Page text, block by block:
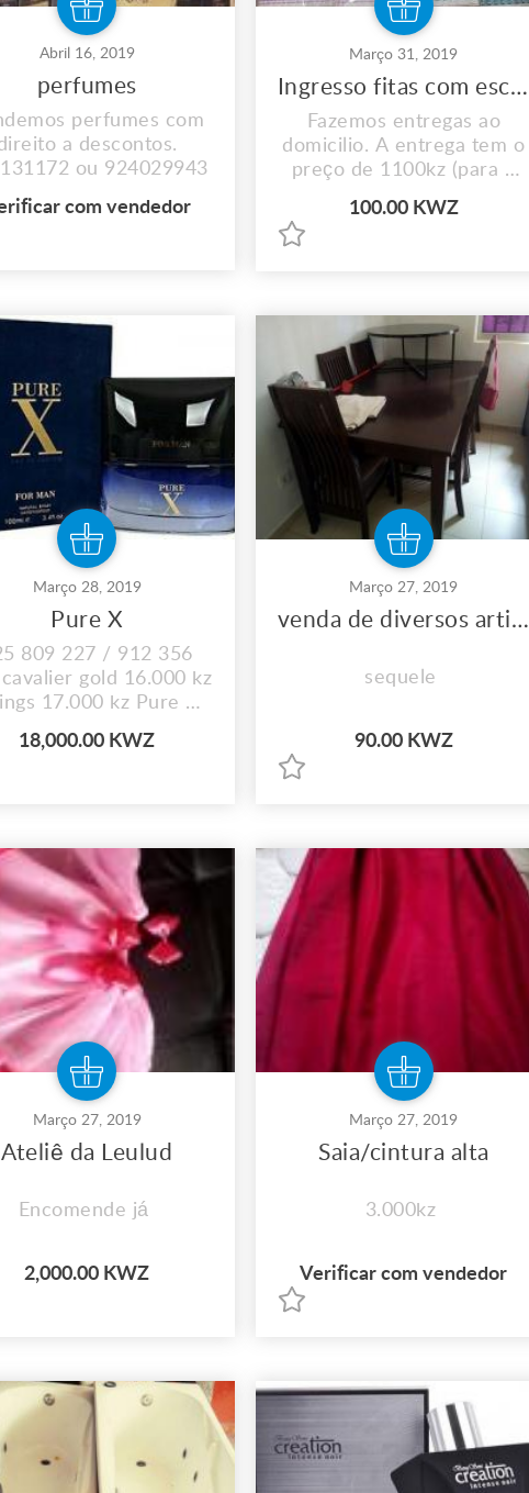
Abril 16, 2019
perfumes
perfumes com
a descontos.
ou 924029943
com vendedor
Março 31, 2019
Ingresso fitas com esculturas
Fazemos entregas ao
domicilio. A entrega tem o
preço de 1100kz (para o
luanda)
100.00 KWZ
Março 28, 2019
Pure X
809 227 / 912 356
gold 16.000 kz
17.000 kz Pure X
18,000.00 KWZ
Março 27, 2019
venda de diversos artigos
sequele
90.00 KWZ
Março 27, 2019
Ateliê da Leulud
Encomende já
2,000.00 KWZ
Março 27, 2019
Saia/cintura alta
3.000kz
Verificar com vendedor